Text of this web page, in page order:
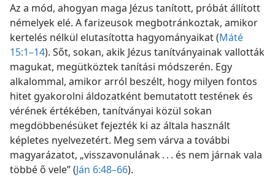
Az a mód, ahogyan maga Jézus tanított, próbát állított
némelyek elé. A farizeusok megbotránkoztak, amikor
kertelés nélkül elutasította hagyományaikat (Máté
15:1–14). Sőt, sokan, akik Jézus tanítványainak vallották
magukat, megütköztek tanítási módszerén. Egy
alkalommal, amikor arról beszélt, hogy milyen fontos
hitet gyakorolni áldozatként bemutatott testének és
vérének értékében, tanítványai közül sokan
megdöbbenésüket fejezték ki az általa használt
képletes nyelvezetért. Meg sem várva a további
magyarázatot, „visszavonulának . . . és nem járnak vala
többé ő vele” (Ján 6:48–66).